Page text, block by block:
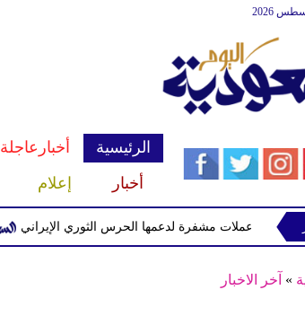
الرئيسية أخبارعاجلة
أخبار
إعلام
عملات مشفرة لدعمها الحرس الثوري الإيراني
» آخر الاخبار